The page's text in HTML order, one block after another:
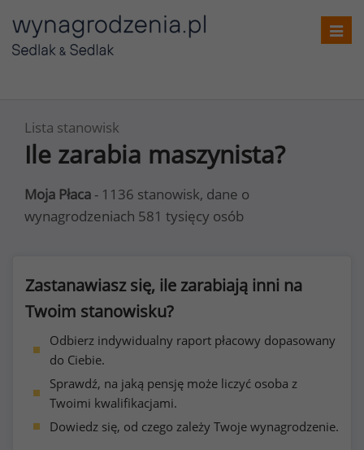
Lista stanowisk
Ile zarabia maszynista?
Moja Płaca - 1136 stanowisk, dane o
wynagrodzeniach 581 tysięcy osób
Zastanawiasz się, ile zarabiają inni na
Twoim stanowisku?
Odbierz indywidualny raport płacowy dopasowany
do Ciebie.
Sprawdź, na jaką pensję może liczyć osoba z
Twoimi kwalifikacjami.
Dowiedz się, od czego zależy Twoje wynagrodzenie.